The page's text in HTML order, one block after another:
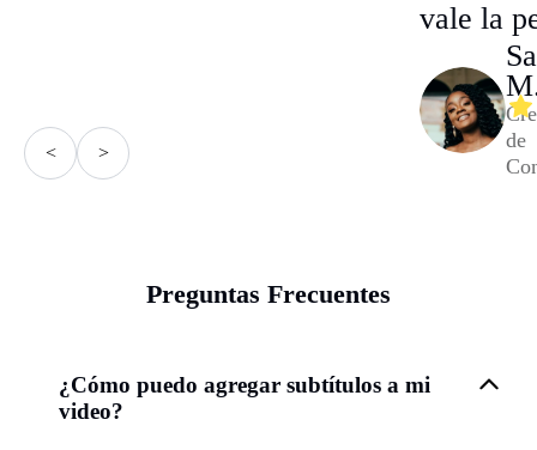
< >
vale la
de
Preguntas Frecuentes
¿Cómo puedo agregar subtítulos a mi
video?